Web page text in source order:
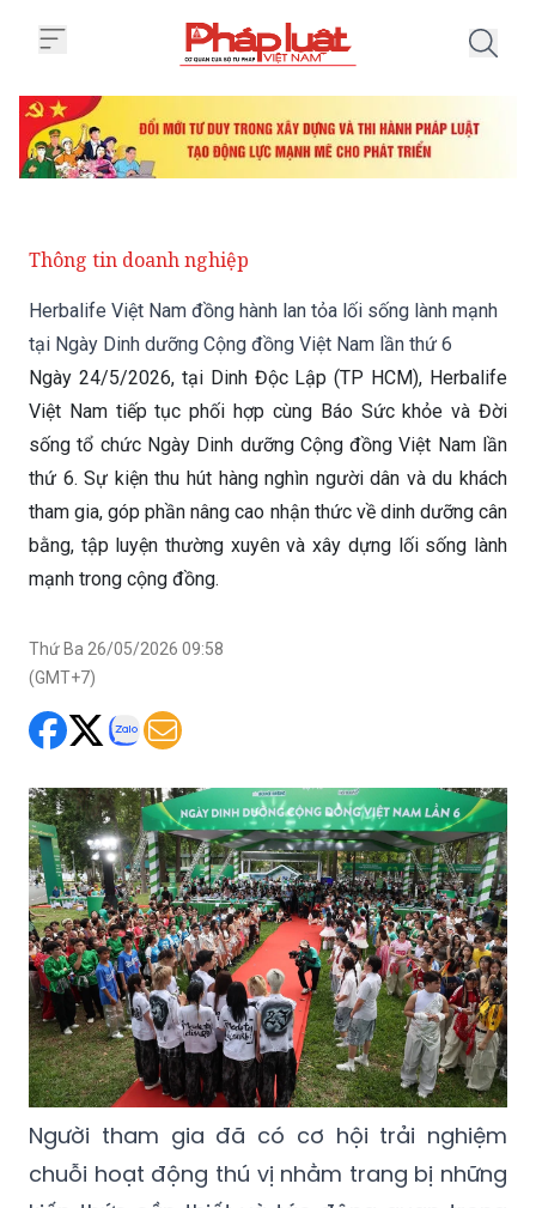
Thông tin doanh nghiệp
Herbalife Việt Nam đồng hành lan tỏa lối sống lành mạnh
tại Ngày Dinh dưỡng Cộng đồng Việt Nam lần thứ 6
Ngày 24/5/2026, tại Dinh Độc Lập (TP HCM), Herbalife
Việt Nam tiếp tục phối hợp cùng Báo Sức khỏe và Đời
sống tổ chức Ngày Dinh dưỡng Cộng đồng Việt Nam lần
thứ 6. Sự kiện thu hút hàng nghìn người dân và du khách
tham gia, góp phần nâng cao nhận thức về dinh dưỡng cân
bằng, tập luyện thường xuyên và xây dựng lối sống lành
mạnh trong cộng đồng.
Thứ Ba 26/05/2026 09:58
(GMT+7)
Người tham gia đã có cơ hội trải nghiệm
chuỗi hoạt động thú vị nhằm trang bị những